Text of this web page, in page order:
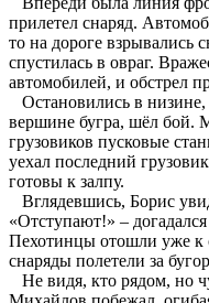
прилетел снаряд.
то на дороге взрывались
спустилась в овраг.
автомобилей, и обстрел
Остановились в
вершине бугра, шёл бой.
грузовиков пусковые
уехал последний
готовы к залпу.
Вглядевшись, Борис
«Отступают!» –
Пехотинцы отошли уже к
снаряды полетели за
Не видя, кто рядом, но